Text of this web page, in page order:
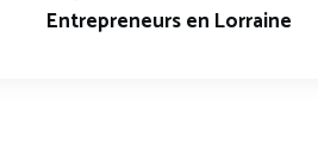
Entrepreneurs en Lorraine